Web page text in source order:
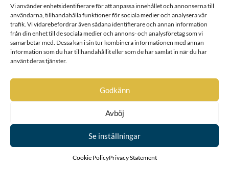
Vi använder enhetsidentifierare för att anpassa innehållet och annonserna till
användarna, tillhandahålla funktioner för sociala medier och analysera vår
trafik. Vi vidarebefordrar även sådana identifierare och annan information
från din enhet till de sociala medier och annons- och analysföretag som vi
samarbetar med. Dessa kan i sin tur kombinera informationen med annan
information som du har tillhandahållit eller som de har samlat in när du har
använt deras tjänster.
Godkänn
Avböj
Se inställningar
Cookie PolicyPrivacy Statement
20
Holck
21
Krabbe af Krageholm
22
Urne
23
Barnekow
24
Ramel
25
Walkendorff
26
Tott
Gyllenstierna af Svaneholm
30
Lindenov
32
Stålarm